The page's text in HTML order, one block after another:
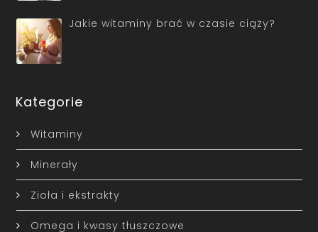
Jakie witaminy brać w czasie ciąży?
Kategorie
Witaminy
Minerały
Zioła i ekstrakty
Omega i kwasy tłuszczowe